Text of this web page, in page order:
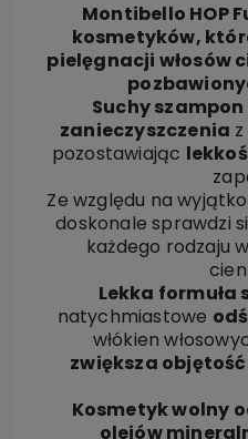
Montibello HOP
kosmetyków,
pielęgnacji włosów
Suchy szampon
zanieczyszczenia
pozostawiając
Ze względu na
doskonale sprawdzi
każdego rodzaju
Lekka formuła
natychmiastowe
włókien
zwiększa objętość
Kosmetyk wolny
olejów